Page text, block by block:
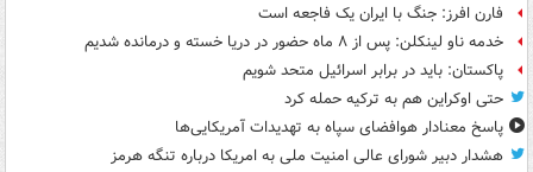
فارن افرز: جنگ با ایران یک فاجعه است
خدمه ناو لینکلن: پس از ۸ ماه حضور در دریا خسته و درمانده‌ شدیم
پاکستان: باید در برابر اسرائیل متحد شویم
حتی اوکراین هم به ترکیه حمله کرد
پاسخ معنادار هوافضای سپاه به تهدیدات آمریکایی‌ها
هشدار دبیر شورای عالی امنیت ملی به امریکا درباره تنگه هرمز